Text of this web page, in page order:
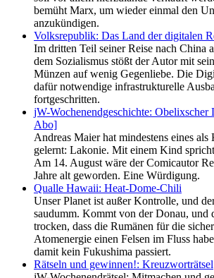
bemüht Marx, um wieder einmal den
anzukündigen.
Volksrepublik: Das Land der digitalen
Im dritten Teil seiner Reise nach China
dem Sozialismus stößt der Autor mit
Münzen auf wenig Gegenliebe. Die
dafür notwendige infrastrukturelle
fortgeschritten.
jW-Wochenendgeschichte:
Abo]
Andreas Maier hat mindestens eines
gelernt: Lakonie. Mit einem Kind
Am 14. August wäre der Comicautor
Jahre alt geworden. Eine Würdigung.
Qualle Hawaii: Heat-Dome-Chili
Unser Planet ist außer Kontrolle, und
saudumm. Kommt von der Donau, und
trocken, dass die Rumänen für die
Atomenergie einen Felsen im Fluss
damit kein Fukushima passiert.
Rätseln und gewinnen!: Kreuzworträtsel